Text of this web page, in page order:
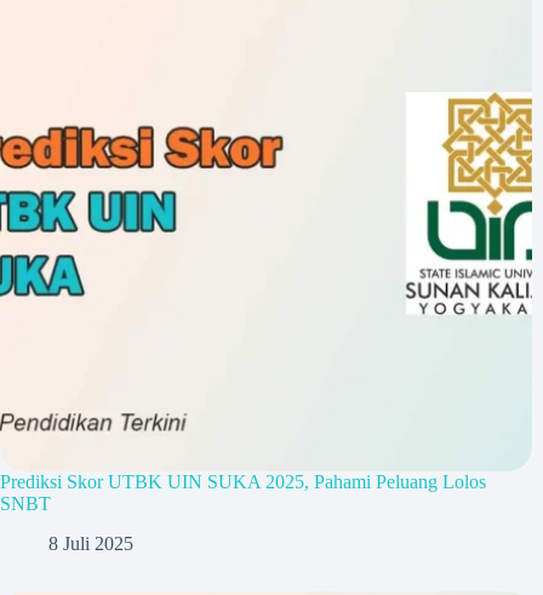
Prediksi Skor UTBK UIN SUKA 2025, Pahami Peluang Lolos
SNBT
8 Juli 2025